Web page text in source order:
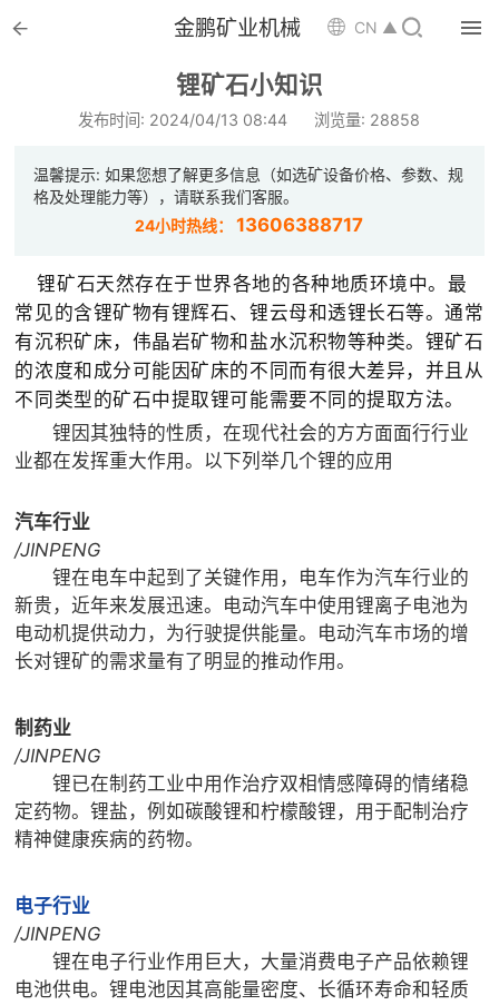
 金鹏矿业机械 CN ▲ 
锂矿石小知识
发布时间: 2024/04/13 08:44 浏览量: 28858
温馨提示: 如果您想了解更多信息（如选矿设备价格、参数、规
格及处理能力等），请联系我们客服。
24小时热线：13606388717
锂矿石天然存在于世界各地的各种地质环境中。最
常见的含锂矿物有锂辉石、锂云母和透锂长石等。通常
有沉积矿床，伟晶岩矿物和盐水沉积物等种类。锂矿石
的浓度和成分可能因矿床的不同而有很大差异，并且从
不同类型的矿石中提取锂可能需要不同的提取方法。
锂因其独特的性质，在现代社会的方方面面行行业
业都在发挥重大作用。以下列举几个锂的应用
汽车行业
/JINPENG
锂在电车中起到了关键作用，电车作为汽车行业的
新贵，近年来发展迅速。电动汽车中使用锂离子电池为
电动机提供动力，为行驶提供能量。电动汽车市场的增
长对锂矿的需求量有了明显的推动作用。
制药业
/JINPENG
锂已在制药工业中用作治疗双相情感障碍的情绪稳
定药物。锂盐，例如碳酸锂和柠檬酸锂，用于配制治疗
精神健康疾病的药物。
电子行业
/JINPENG
锂在电子行业作用巨大，大量消费电子产品依赖锂
电池供电。锂电池因其高能量密度、长循环寿命和轻质
 选矿设备
 配件耗材

 选矿总包
 案例中心
 服务体系
 新闻中心
 选矿实验室
 关于金鹏
 联系我们